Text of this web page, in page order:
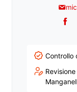
Controllo